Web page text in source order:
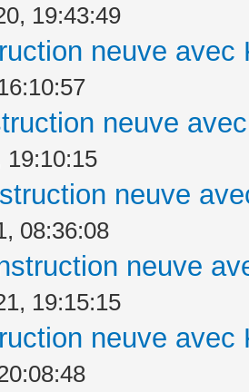
19:43:49
neuve avec
neuve
19:10:15
neuve
08:36:08
neuve
19:15:15
neuve avec